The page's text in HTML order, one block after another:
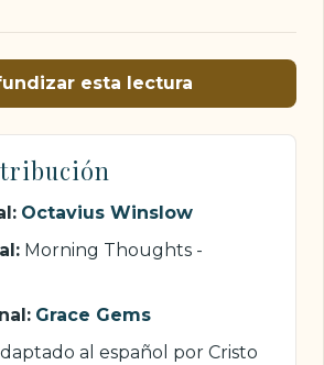
esta lectura
Octavius Winslow
Morning Thoughts -
Grace Gems
al español por Cristo